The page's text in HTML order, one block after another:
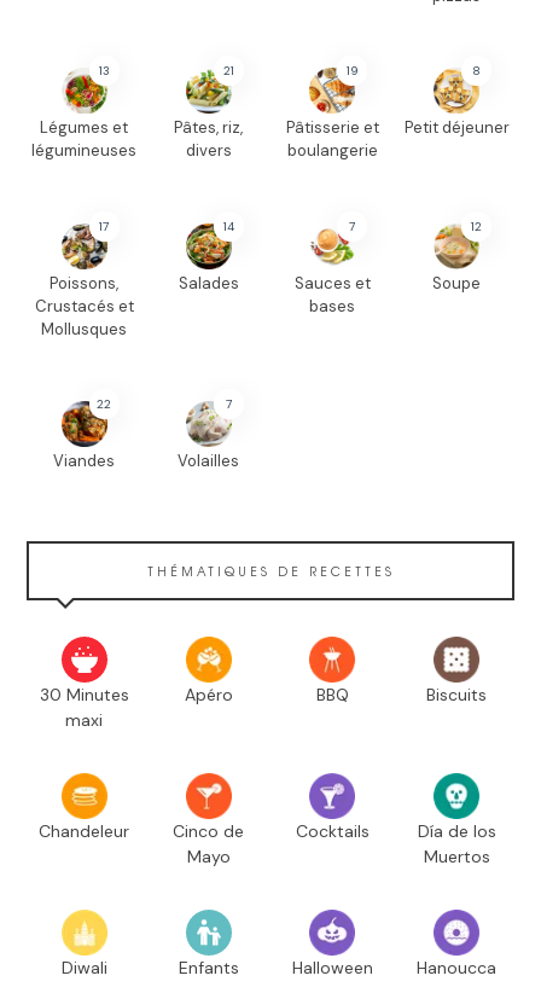
13
Légumes et
légumineuses
21
Pâtes, riz,
divers
19
Pâtisserie et
boulangerie
8
Petit déjeuner
17
Poissons,
Crustacés et
Mollusques
14
Salades
7
Sauces et
bases
12
Soupe
22
Viandes
7
Volailles
THÉMATIQUES DE RECETTES
30 Minutes
maxi
Apéro BBQ Biscuits
Chandeleur
Cinco de
Mayo
Cocktails
Día de los
Muertos
Diwali Enfants Halloween Hanoucca